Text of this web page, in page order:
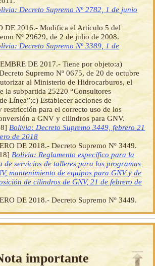
Decreto Supremo Nº 2782, 1 de junio
DE 2016.- Modifica el Artículo 5 del
Nº 29629, de 2 de julio de 2008.
Decreto Supremo Nº 3389, 1 de
DE 2017.- Tiene por objeto:a)
Supremo Nº 0675, de 20 de octubre
al Ministerio de Hidrocarburos, el
la subpartida 25220 “Consultores
Línea”;c) Establecer acciones de
para el correcto uso de los
a GNV y cilindros para GNV.
Bolivia: Decreto Supremo 3449, febrero 21
de 2018
DE 2018.- Decreto Supremo Nº 3449.
Bolivia: Reglamento específico para la
de servicios de talleres para los programas
mantenimiento de equipos para GNV y de
de cilindros de GNV, 21 de febrero de
DE 2018.- Decreto Supremo Nº 3449.
importante